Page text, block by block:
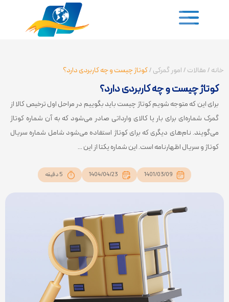
خانه/مقالات/امور گمرکی/کوتاژ چیست و چه کاربردی دارد؟
کوتاژ چیست و چه کاربردی دارد؟
برای این که متوجه شویم کوتاژ چیست باید بگوییم در مراحل اول ترخیص کالا از
گمرک شماره‌ای برای بار یا کالای وارداتی صادر می‌شود که به آن شماره کوتاژ
می‌گویند. نام‌های دیگری که برای کوتاژ استفاده می‌شود شامل شماره سریال
کوتاژ و سریال اظهارنامه است. این شماره یکتا از این ...
1401/03/09
1404/04/23 5 دقیقه